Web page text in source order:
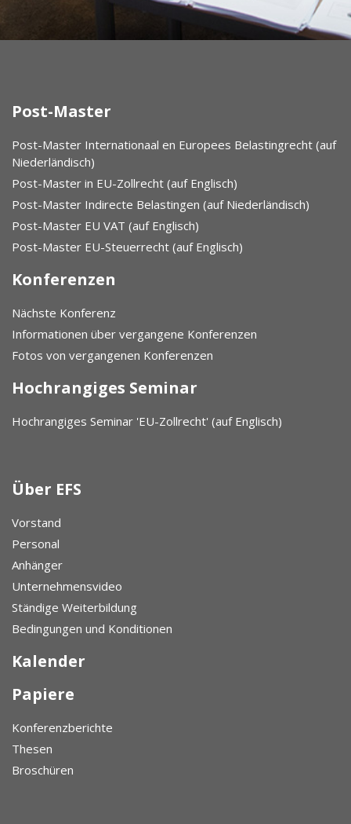
Post-Master
Post-Master Internationaal en Europees Belastingrecht (auf
Niederländisch)
Post-Master in EU-Zollrecht (auf Englisch)
Post-Master Indirecte Belastingen (auf Niederländisch)
Post-Master EU VAT (auf Englisch)
Post-Master EU-Steuerrecht (auf Englisch)
Konferenzen
Nächste Konferenz
Informationen über vergangene Konferenzen
Fotos von vergangenen Konferenzen
Hochrangiges Seminar
Hochrangiges Seminar 'EU-Zollrecht' (auf Englisch)
Über EFS
Vorstand
Personal
Anhänger
Unternehmensvideo
Ständige Weiterbildung
Bedingungen und Konditionen
Kalender
Papiere
Konferenzberichte
Thesen
Broschüren